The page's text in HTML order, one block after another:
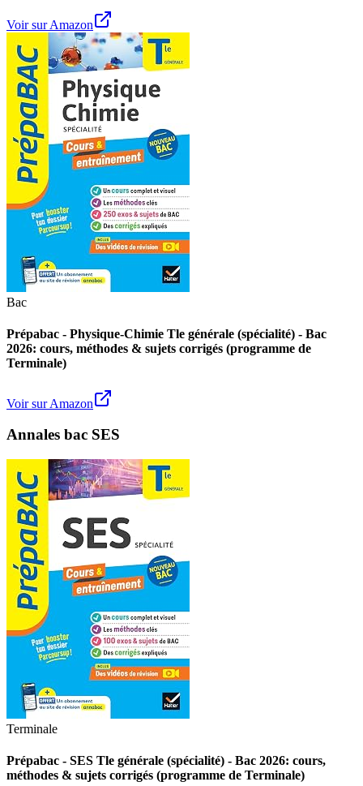
Voir sur Amazon
Bac
Prépabac - Physique-Chimie Tle générale (spécialité) - Bac
2026: cours, méthodes & sujets corrigés (programme de
Terminale)
Voir sur Amazon
Annales bac SES
Terminale
Prépabac - SES Tle générale (spécialité) - Bac 2026: cours,
méthodes & sujets corrigés (programme de Terminale)